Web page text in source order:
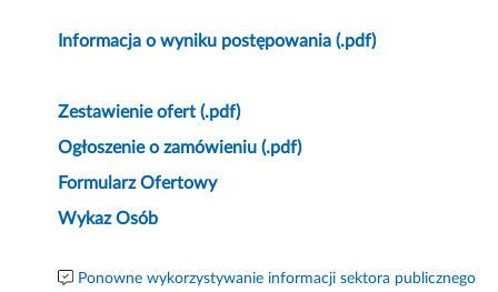
Informacja o wyniku postępowania (.pdf)
Zestawienie ofert (.pdf)
Ogłoszenie o zamówieniu (.pdf)
Formularz Ofertowy
Wykaz Osób
Ponowne wykorzystywanie informacji sektora publicznego